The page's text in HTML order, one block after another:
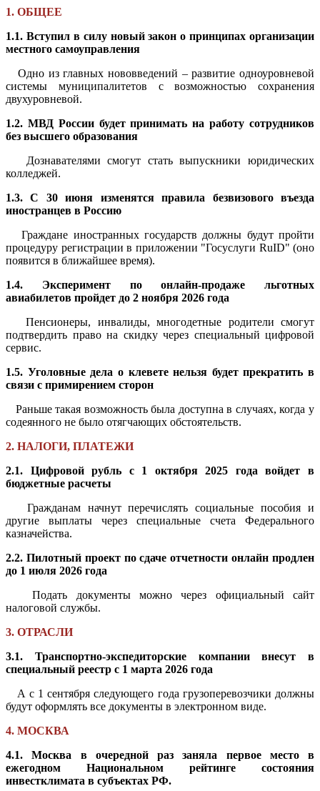
1. ОБЩЕЕ
1.1. Вступил в силу новый закон о принципах организации
местного самоуправления
Одно из главных нововведений – развитие одноуровневой
системы муниципалитетов с возможностью сохранения
двухуровневой.
1.2. МВД России будет принимать на работу сотрудников
без высшего образования
Дознавателями смогут стать выпускники юридических
колледжей.
1.3. С 30 июня изменятся правила безвизового въезда
иностранцев в Россию
Граждане иностранных государств должны будут пройти
процедуру регистрации в приложении "Госуслуги RuID" (оно
появится в ближайшее время).
1.4. Эксперимент по онлайн-продаже льготных
авиабилетов пройдет до 2 ноября 2026 года
Пенсионеры, инвалиды, многодетные родители смогут
подтвердить право на скидку через специальный цифровой
сервис.
1.5. Уголовные дела о клевете нельзя будет прекратить в
связи с примирением сторон
Раньше такая возможность была доступна в случаях, когда у
содеянного не было отягчающих обстоятельств.
2. НАЛОГИ, ПЛАТЕЖИ
2.1. Цифровой рубль с 1 октября 2025 года войдет в
бюджетные расчеты
Гражданам начнут перечислять социальные пособия и
другие выплаты через специальные счета Федерального
казначейства.
2.2. Пилотный проект по сдаче отчетности онлайн продлен
до 1 июля 2026 года
Подать документы можно через официальный сайт
налоговой службы.
3. ОТРАСЛИ
3.1. Транспортно-экспедиторские компании внесут в
специальный реестр с 1 марта 2026 года
А с 1 сентября следующего года грузоперевозчики должны
будут оформлять все документы в электронном виде.
4. МОСКВА
4.1. Москва в очередной раз заняла первое место в
ежегодном Национальном рейтинге состояния
инвестклимата в субъектах РФ.